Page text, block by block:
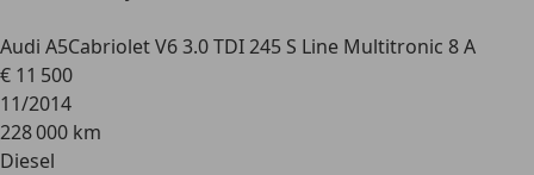
Audi A5Cabriolet V6 3.0 TDI 245 S Line Multitronic 8 A
€ 11 500
11/2014
228 000 km
Diesel